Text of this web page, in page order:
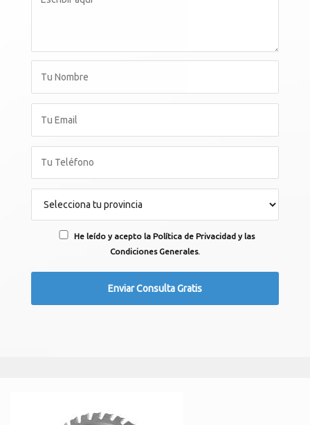
He leído y acepto la Política de Privacidad y las
Condiciones Generales.